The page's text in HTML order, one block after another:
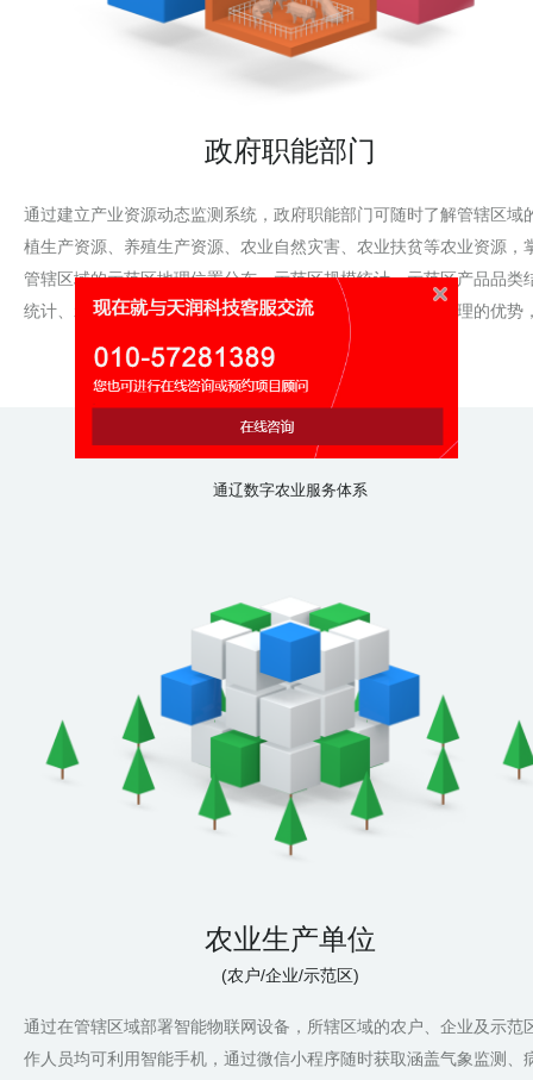
政府职能部门
通过建立产业资源动态监测系统，政府职能部门可随时了解管辖区域
植生产资源、养殖生产资源、农业自然灾害、农业扶贫等农业资源，
管辖区域的示范区地理位置分布、示范区规模统计、示范区产品品类
统计、示范区区域结构统计信息。以信息化促进农业资源管理的优势
动管理的科学化、规范化和精细化。
通辽数字农业服务体系
农业生产单位
(农户/企业/示范区)
通过在管辖区域部署智能物联网设备，所辖区域的农户、企业及示范
作人员均可利用智能手机，通过微信小程序随时获取涵盖气象监测、